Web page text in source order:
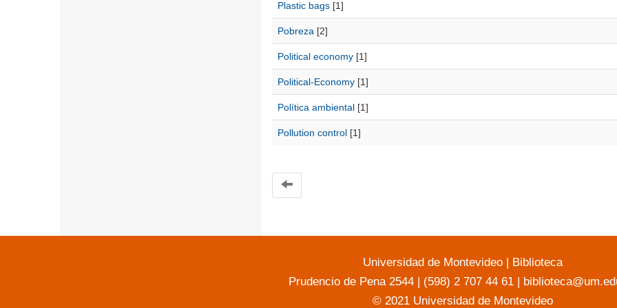
Plastic bags[1]
Pobreza [2]
Political economy[1]
Political-Economy[1]
Política ambiental[1]
Pollution control[1]
Universidad de Montevideo | Biblioteca
Prudencio de Pena 2544 | (598) 2 707 44 61 |
© 2021 Universidad de Montevideo